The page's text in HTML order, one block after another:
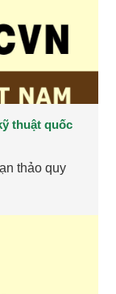
thuật quốc
thảo quy